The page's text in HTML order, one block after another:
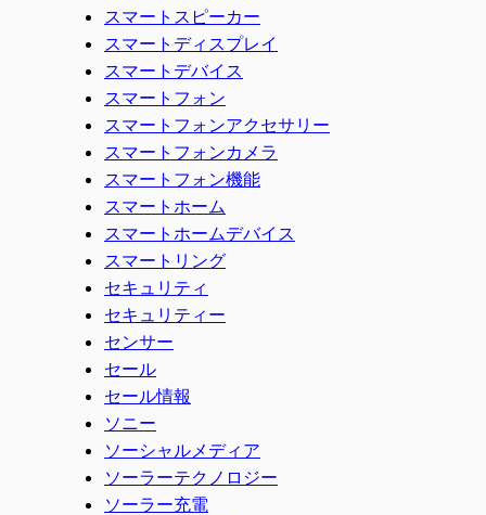
スマートスピーカー
スマートディスプレイ
スマートデバイス
スマートフォン
スマートフォンアクセサリー
スマートフォンカメラ
スマートフォン機能
スマートホーム
スマートホームデバイス
スマートリング
セキュリティ
セキュリティー
センサー
セール
セール情報
ソニー
ソーシャルメディア
ソーラーテクノロジー
ソーラー充電